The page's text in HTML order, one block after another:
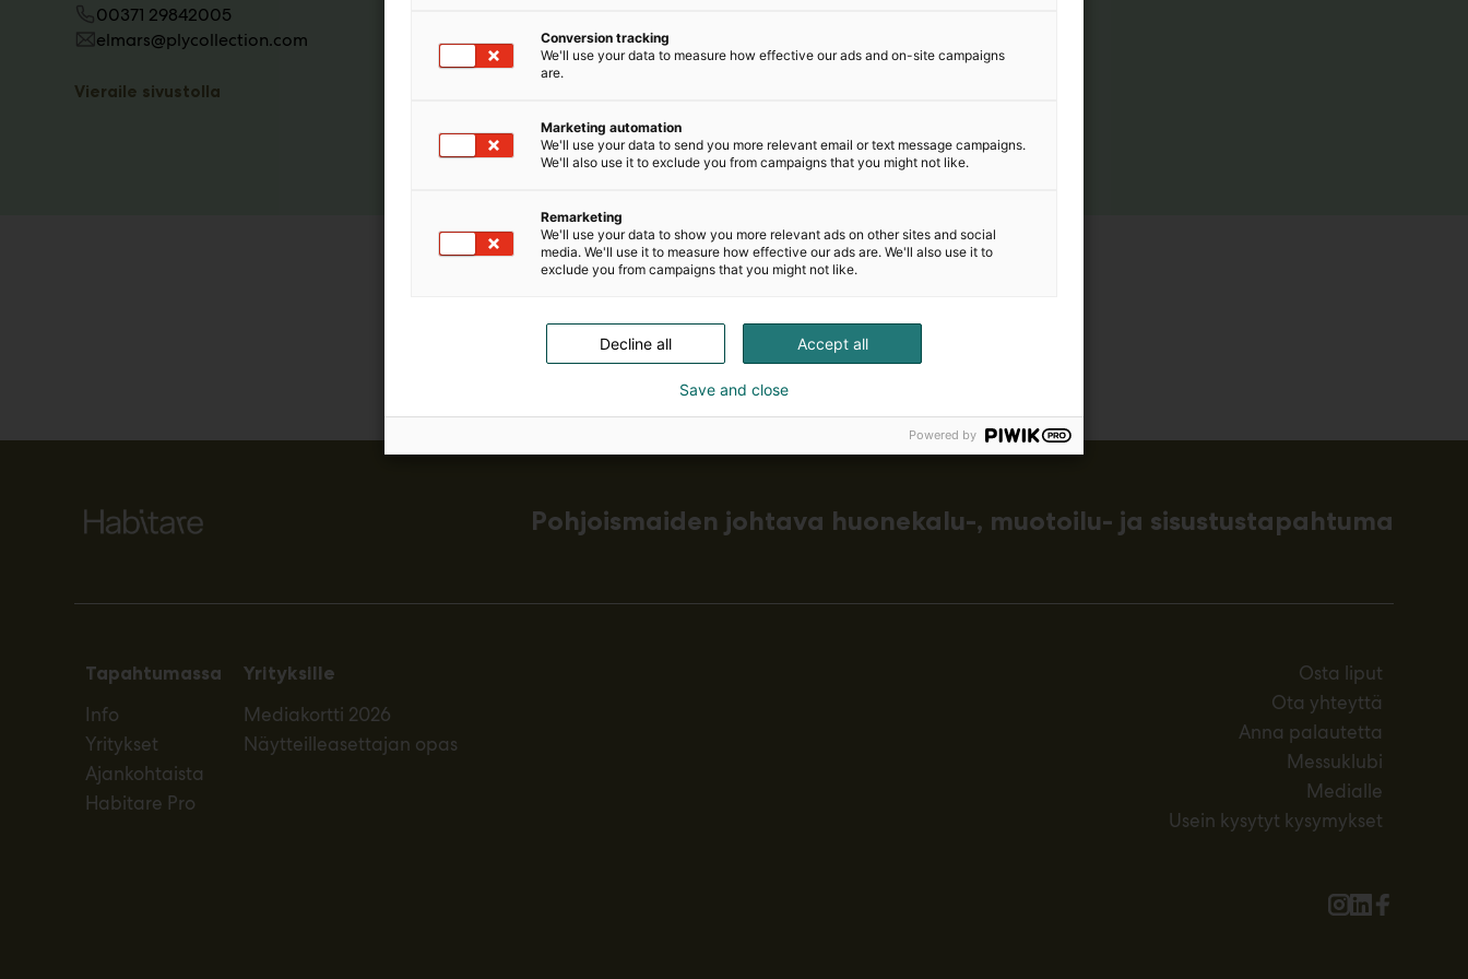
00371 29842005
elmars@plycollection.com
Vieraile sivustolla
Pohjoismaiden johtava huonekalu-, muotoilu- ja sisustustapahtuma
Tapahtumassa
Info
Yritykset
Ajankohtaista
Habitare Pro
Yrityksille
Mediakortti 2026
Näytteilleasettajan opas
Osta liput
Ota yhteyttä
Anna palautetta
Messuklubi
Medialle
Usein kysytyt kysymykset
Conversion tracking
We'll use your data to measure how effective our ads and on-site campaigns
are.
Marketing automation
We'll use your data to send you more relevant email or text message campaigns.
We'll also use it to exclude you from campaigns that you might not like.
Remarketing
We'll use your data to show you more relevant ads on other sites and social
media. We'll use it to measure how effective our ads are. We'll also use it to
exclude you from campaigns that you might not like.
Accept all
Decline all
Save and close
Powered by